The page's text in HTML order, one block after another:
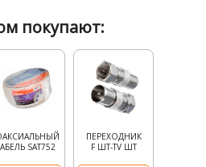
покупают:
SAT752
ПЕРЕХОДНИК
F ШТ-TV ШТ